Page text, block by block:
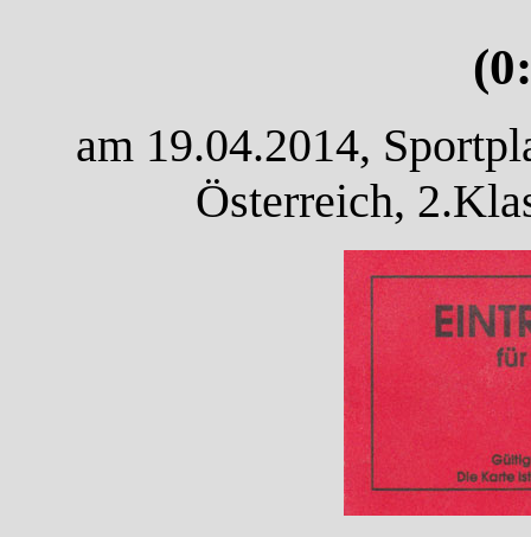
am 19.04.2014,
Österreich,